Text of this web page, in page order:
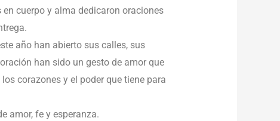
cuerpo y alma dedicaron oraciones
año han abierto sus calles, sus
han sido un gesto de amor que
corazones y el poder que tiene para
amor, fe y esperanza.